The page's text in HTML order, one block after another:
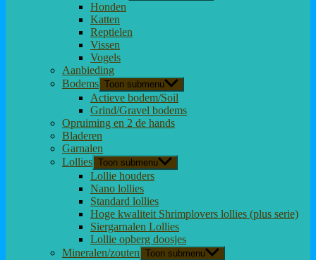
Honden
Katten
Reptielen
Vissen
Vogels
Aanbieding
Bodems Toon submenu
Actieve bodem/Soil
Grind/Gravel bodems
Opruiming en 2 de hands
Bladeren
Garnalen
Lollies Toon submenu
Lollie houders
Nano lollies
Standard lollies
Hoge kwaliteit Shrimplovers lollies (plus serie)
Siergarnalen Lollies
Lollie opberg doosjes
Mineralen/zouten Toon submenu